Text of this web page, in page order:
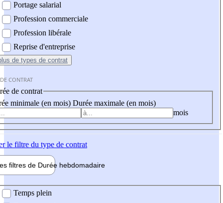
Portage salarial
Profession commerciale
Profession libérale
Reprise d'entreprise
de types de contrat
CONTRAT
de contrat
minimale (en mois) Durée maximale (en mois)
mois
le filtre du type de contrat
filtres de Durée hebdomadaire
Temps plein